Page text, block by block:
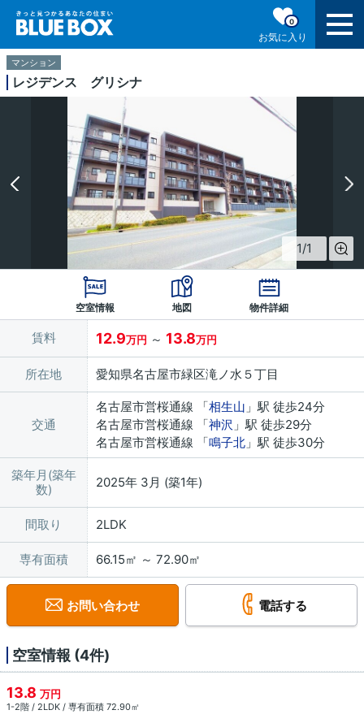
お気に入り
0
マンション
レジデンス グリシナ
1/1
空室情報 地図 物件詳細
賃料 12.9万円 ～ 13.8万円
所在地 愛知県名古屋市緑区滝ノ水５丁目
交通
名古屋市営桜通線 「相生山 」駅 徒歩24分
名古屋市営桜通線 「神沢 」駅 徒歩29分
名古屋市営桜通線 「鳴子北 」駅 徒歩30分
築年月(築年
数)
2025年 3月 (築1年)
間取り 2LDK
専有面積 66.15㎡ ～ 72.90㎡
お問い合わせ 電話する
空室情報 (4件)
13.8 万円
1-2階 / 2LDK / 専有面積 72.90㎡